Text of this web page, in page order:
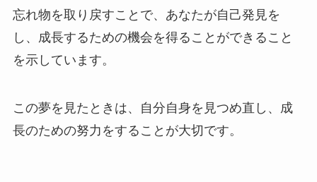
忘れ物を取り戻すことで、あなたが自己発見を
し、成長するための機会を得ることができること
を示しています。
この夢を見たときは、自分自身を見つめ直し、成
長のための努力をすることが大切です。